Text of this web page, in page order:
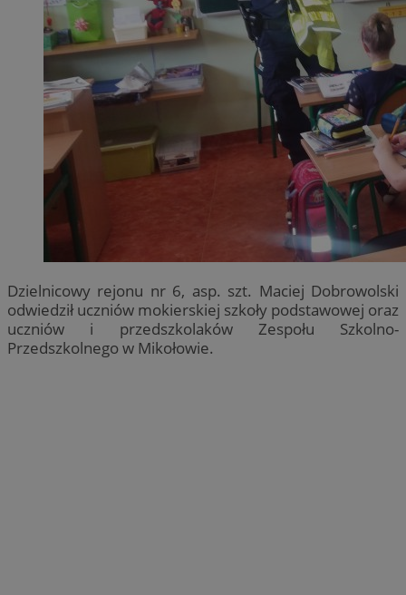
Dzielnicowy rejonu nr 6, asp. szt. Maciej Dobrowolski
odwiedził uczniów mokierskiej szkoły podstawowej oraz
uczniów i przedszkolaków Zespołu Szkolno-
Przedszkolnego w Mikołowie.